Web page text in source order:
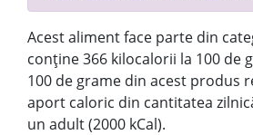
Acest aliment face parte din
conține 366 kilocalorii la 100 de
100 de grame din acest produs
aport caloric din cantitatea
un adult (2000 kCal).